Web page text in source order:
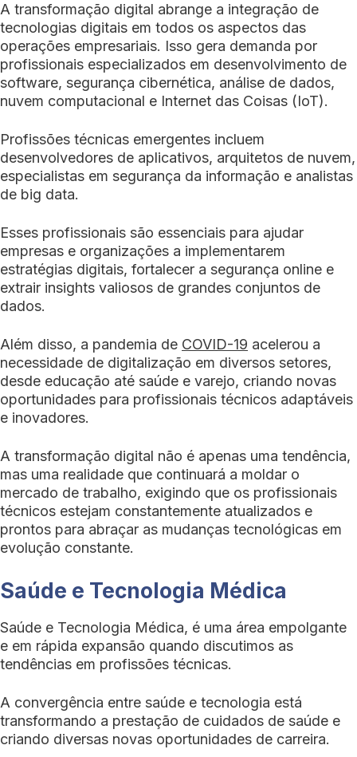
A transformação digital abrange a integração de
tecnologias digitais em todos os aspectos das
operações empresariais. Isso gera demanda por
profissionais especializados em desenvolvimento de
software, segurança cibernética, análise de dados,
nuvem computacional e Internet das Coisas (IoT).
Profissões técnicas emergentes incluem
desenvolvedores de aplicativos, arquitetos de nuvem,
especialistas em segurança da informação e analistas
de big data.
Esses profissionais são essenciais para ajudar
empresas e organizações a implementarem
estratégias digitais, fortalecer a segurança online e
extrair insights valiosos de grandes conjuntos de
dados.
Além disso, a pandemia de COVID-19 acelerou a
necessidade de digitalização em diversos setores,
desde educação até saúde e varejo, criando novas
oportunidades para profissionais técnicos adaptáveis
e inovadores.
A transformação digital não é apenas uma tendência,
mas uma realidade que continuará a moldar o
mercado de trabalho, exigindo que os profissionais
técnicos estejam constantemente atualizados e
prontos para abraçar as mudanças tecnológicas em
evolução constante.
Saúde e Tecnologia Médica
Saúde e Tecnologia Médica, é uma área empolgante
e em rápida expansão quando discutimos as
tendências em profissões técnicas.
A convergência entre saúde e tecnologia está
transformando a prestação de cuidados de saúde e
criando diversas novas oportunidades de carreira.